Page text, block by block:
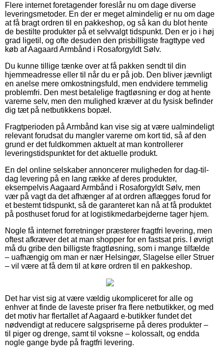
Flere internet foretagender foreslår nu om dage diverse
leveringsmetoder. En der er meget almindelig er nu om dage
at få bragt ordren til en pakkeshop, og så kan du blot hente
de bestilte produkter på et selvvalgt tidspunkt. Den er jo i høj
grad ligetil, og ofte desuden den prisbilligste fragttype ved
køb af Aagaard Armbånd i Rosaforgyldt Sølv.
Du kunne tillige tænke over at få pakken sendt til din
hjemmeadresse eller til når du er på job. Den bliver jævnligt
en anelse mere omkostningsfuld, men endvidere temmelig
problemfri. Den mest betalelige fragtløsning er dog at hente
varerne selv, men den mulighed kræver at du fysisk befinder
dig tæt på netbutikkens bopæl.
Fragtperioden på Armbånd kan vise sig at være ualmindeligt
relevant forudsat du mangler varerne om kort tid, så af den
grund er det fuldkommen aktuelt at man kontrollerer
leveringstidspunktet for det aktuelle produkt.
En del online selskaber annoncerer muligheden for dag-til-
dag levering på en lang række af deres produkter,
eksempelvis Aagaard Armbånd i Rosaforgyldt Sølv, men
vær på vagt da det afhænger af at ordren aflægges forud for
et bestemt tidspunkt, så de garanteret kan nå at få produktet
på posthuset forud for at logistikmedarbejderne tager hjem.
Nogle få internet forretninger præsterer fragtfri levering, men
oftest afkræver det at man shopper for en fastsat pris. I øvrigt
må du gribe den billigste fragtløsning, som i mange tilfælde
– uafhængig om man er nær Helsingør, Slagelse eller Struer
– vil være at få dem til at køre ordren til en pakkeshop.
Det har vist sig at være vældig ukompliceret for alle og
enhver at finde de laveste priser fra flere netbutikker, og med
det motiv har flertallet af Aagaard e-butikker fundet det
nødvendigt at reducere salgspriserne på deres produkter –
til piger og drenge, samt til voksne – kolossalt, og endda
nogle gange byde på fragtfri levering.